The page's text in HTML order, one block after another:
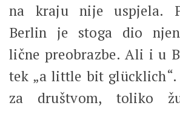
na kraju nije uspjela.
Berlin je stoga dio
lične preobrazbe. Ali i u
tek „a little bit glücklich“.
za društvom, toliko